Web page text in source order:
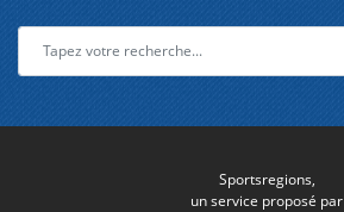
Sportsregions,
un service proposé par